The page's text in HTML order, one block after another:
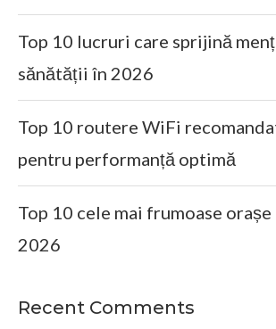
Top 10 lucruri care sprijină
sănătății în 2026
Top 10 routere WiFi
pentru performanță optimă
Top 10 cele mai frumoase
2026
Recent Comments